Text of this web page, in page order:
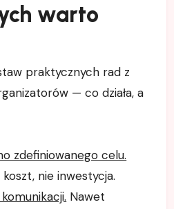
warto
praktycznych rad z
— co działa, a
zdefiniowanego celu.
nie inwestycja.
Nawet